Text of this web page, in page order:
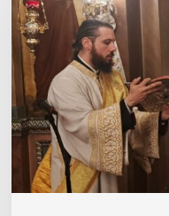
στον
Ι.Ν.
Κοιμήσεως
της
Θεοτόκου
Μαγούλας